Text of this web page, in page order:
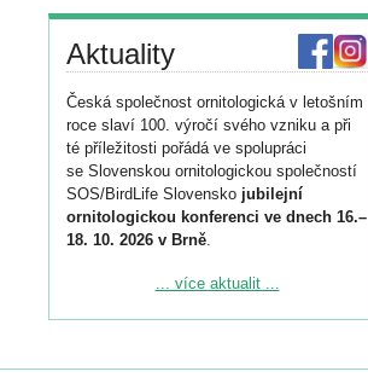
Aktuality
Česká společnost ornitologická v letošním
roce slaví 100. výročí svého vzniku a při
té příležitosti pořádá ve spolupráci
se Slovenskou ornitologickou společností
SOS/BirdLife Slovensko jubilejní
ornitologickou konferenci ve dnech 16.–
18. 10. 2026 v Brně.
Podrobnější informace ke konferenci
Registrovat se můžete do 6. září.
... více aktualit ...